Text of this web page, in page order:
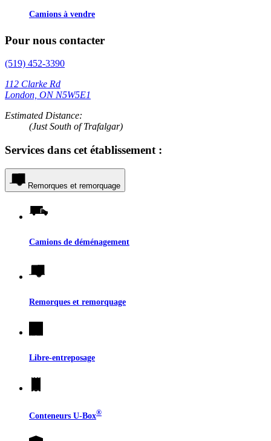
Camions à vendre
Pour nous contacter
(519) 452-3390
112 Clarke Rd
London, ON N5W5E1
Estimated Distance:
(Just South of Trafalgar)
Services dans cet établissement :
Remorques et remorquage
Camions de déménagement
Remorques et remorquage
Libre-entreposage
Conteneurs U-Box®